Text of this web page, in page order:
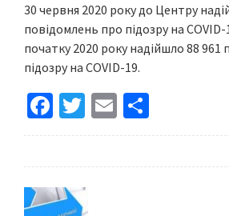
30 червня 2020 року до Центру
повідомлень про підозру на COVID-
початку 2020 року надійшло 88 961
підозру на COVID-19.
Fa
ce
o
o
T
wi
er
E
m h